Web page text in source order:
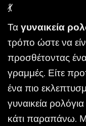
💃
Ταγυναικεία
τρόπο ώστε να
προσθέτοντας
γραμμές. Είτε
ένα πιο
γυναικεία
κάτι παραπάνω.